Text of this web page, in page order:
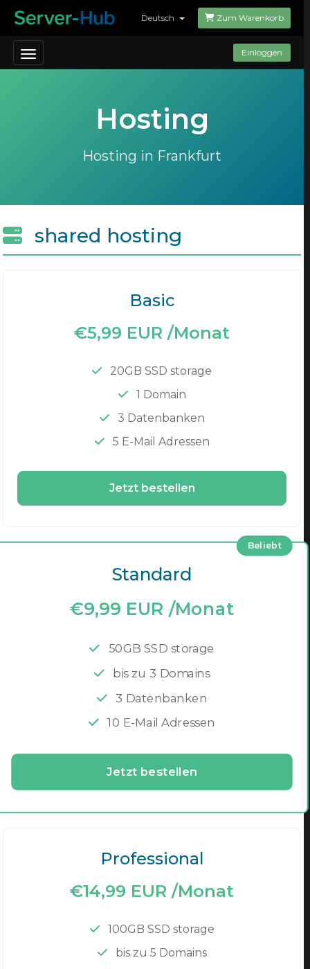
Deutsch Zum Warenkorb
Toggle navigation Einloggen
Hosting
Hosting in Frankfurt
shared hosting
Basic
€5,99 EUR /Monat
20GB SSD storage
1 Domain
3 Datenbanken
5 E-Mail Adressen
Jetzt bestellen
Beliebt
Standard
€9,99 EUR /Monat
50GB SSD storage
bis zu 3 Domains
3 Datenbanken
10 E-Mail Adressen
Jetzt bestellen
Professional
€14,99 EUR /Monat
100GB SSD storage
bis zu 5 Domains